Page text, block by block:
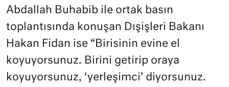
Abdallah Buhabib ile ortak basın
toplantısında konuşan Dışişleri Bakanı
Hakan Fidan ise “Birisinin evine el
koyuyorsunuz. Birini getirip oraya
koyuyorsunuz, ‘yerleşimci’ diyorsunuz.